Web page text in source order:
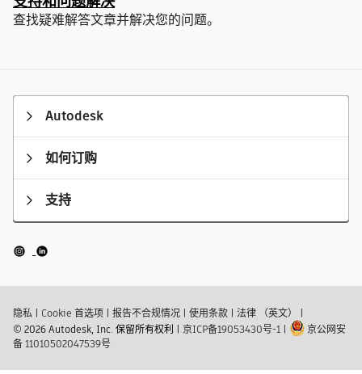
查找疑难解答文章并解决您的问题。
Autodesk
如何订购
支持
隐私 | Cookie 首选项 | 报告不合规情况 | 使用条款 | 法律 （英文）
|
© 2026 Autodesk, Inc. 保留所有权利 | 京ICP备19053430号-1 |
京公网安
备 11010502047539号